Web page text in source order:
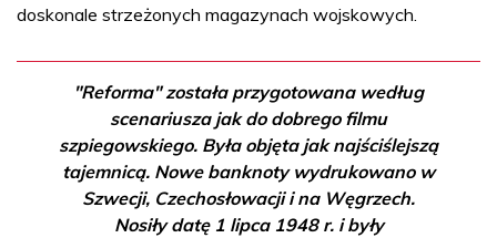
doskonale strzeżonych magazynach wojskowych.
"Reforma" została przygotowana według
scenariusza jak do dobrego filmu
szpiegowskiego. Była objęta jak najściślejszą
tajemnicą. Nowe banknoty wydrukowano w
Szwecji, Czechosłowacji i na Węgrzech.
Nosiły datę 1 lipca 1948 r. i były